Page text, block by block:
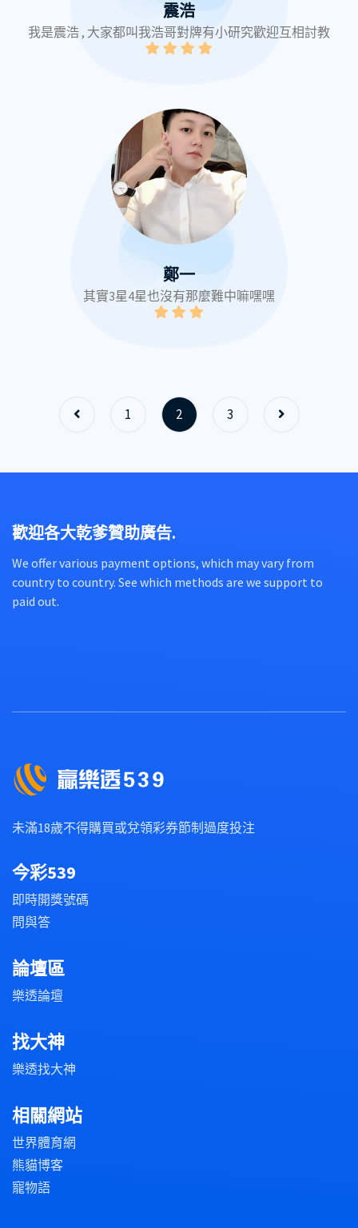
震浩
我是震浩 , 大家都叫我浩哥對牌有小研究歡迎互相討教
鄭一
其實3星4星也沒有那麼難中嘛嘿嘿
1 2 3
歡迎各大乾爹贊助廣告.
We offer various payment options, which may vary from
country to country. See which methods are we support to
paid out.
未滿18歲不得購買或兌領彩券節制過度投注
今彩539
即時開獎號碼
問與答
論壇區
樂透論壇
找大神
樂透找大神
相關網站
世界體育網
熊貓博客
寵物語